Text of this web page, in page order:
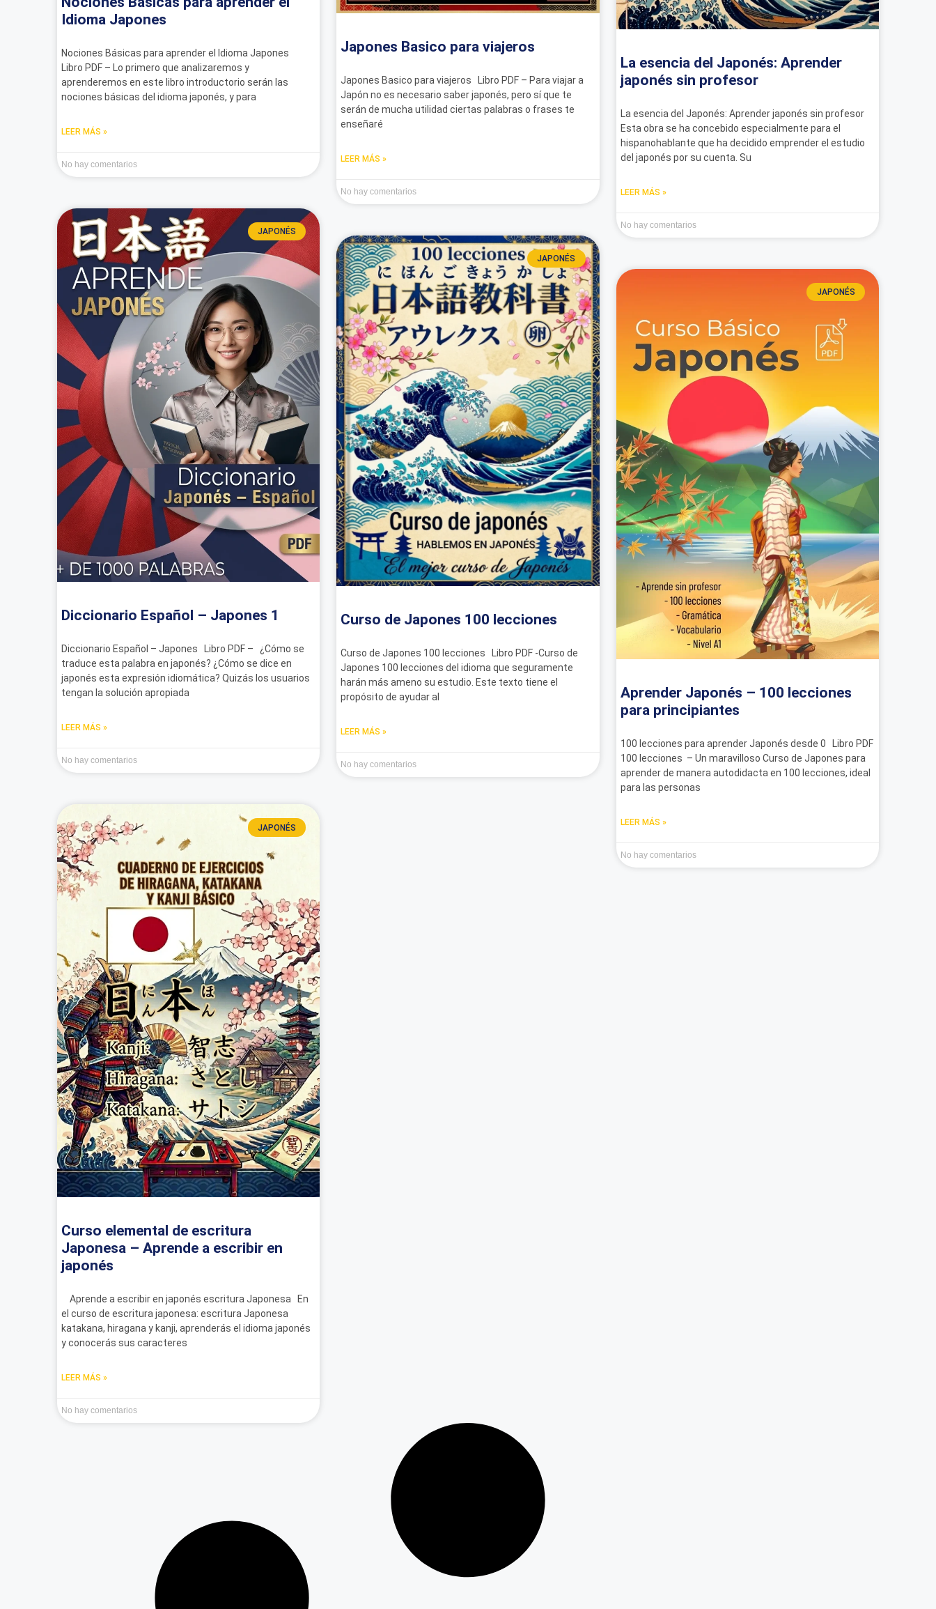
Idioma Japones
Nociones Básicas para aprender el Idioma Japones
Libro PDF – Lo primero que analizaremos y
aprenderemos en este libro introductorio serán las
nociones básicas del idioma japonés, y para
LEER MÁS »
No hay comentarios
Japones Basico para viajeros
Japones Basico para viajeros Libro PDF – Para viajar a
Japón no es necesario saber japonés, pero sí que te
serán de mucha utilidad ciertas palabras o frases te
enseñaré
LEER MÁS »
No hay comentarios
La esencia del Japonés: Aprender
japonés sin profesor
La esencia del Japonés: Aprender japonés sin profesor
Esta obra se ha concebido especialmente para el
hispanohablante que ha decidido emprender el estudio
del japonés por su cuenta. Su
LEER MÁS »
No hay comentarios
JAPONÉS
Diccionario Español – Japones 1
Diccionario Español – Japones Libro PDF – ¿Cómo se
traduce esta palabra en japonés? ¿Cómo se dice en
japonés esta expresión idiomática? Quizás los usuarios
tengan la solución apropiada
LEER MÁS »
No hay comentarios
JAPONÉS
Curso de Japones 100 lecciones
Curso de Japones 100 lecciones Libro PDF -Curso de
Japones 100 lecciones del idioma que seguramente
harán más ameno su estudio. Este texto tiene el
propósito de ayudar al
LEER MÁS »
No hay comentarios
JAPONÉS
Aprender Japonés – 100 lecciones
para principiantes
100 lecciones para aprender Japonés desde 0 Libro PDF
100 lecciones – Un maravilloso Curso de Japones para
aprender de manera autodidacta en 100 lecciones, ideal
para las personas
LEER MÁS »
No hay comentarios
JAPONÉS
Curso elemental de escritura
Japonesa – Aprende a escribir en
japonés
Aprende a escribir en japonés escritura Japonesa En
el curso de escritura japonesa: escritura Japonesa
katakana, hiragana y kanji, aprenderás el idioma japonés
y conocerás sus caracteres
LEER MÁS »
No hay comentarios